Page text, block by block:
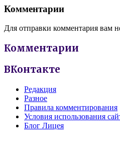
Комментарии
Для отправки комментария вам
Комментарии
ВКонтакте
Редакция
Разное
Правила комментирования
Условия использования
Блог Лицея